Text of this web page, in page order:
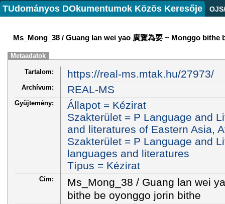
TUdományos DOkumentumok Közös Keresője
Ms_Mong_38 / Guang lan wei yao 廣覽為要 ~ Monggo
Metaadatok
Tartalom: https://real-ms.mtak.hu/27973/
Archívum: REAL-MS
Gyűjtemény:
Állapot = Kézirat
Szakterület = P Language and
and literatures of Eastern Asia,
Szakterület = P Language and
languages and literatures
Típus = Kézirat
Cím:
Ms_Mong_38 / Guang lan wei
bithe be oyonggo jorin bithe